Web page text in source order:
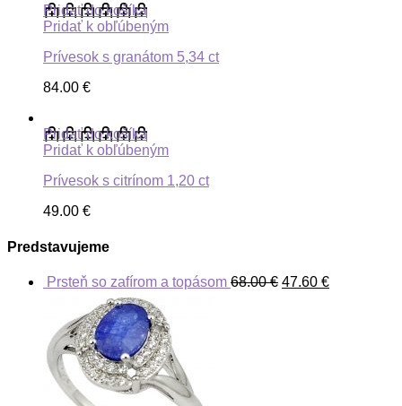
Pridať do košíka
Pridať k obľúbeným
Prívesok s granátom 5,34 ct
84.00 €
Pridať do košíka
Pridať k obľúbeným
Prívesok s citrínom 1,20 ct
49.00 €
Predstavujeme
Prsteň so zafírom a topásom 68.00€ 47.60 €